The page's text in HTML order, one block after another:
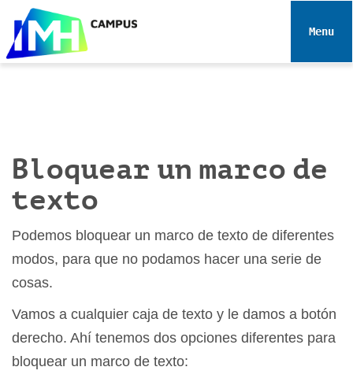
e
Toggle
Bloquear un marco de
texto
Podemos bloquear un marco de texto de diferentes
modos, para que no podamos hacer una serie de
cosas.
Vamos a cualquier caja de texto y le damos a botón
derecho. Ahí tenemos dos opciones diferentes para
bloquear un marco de texto: